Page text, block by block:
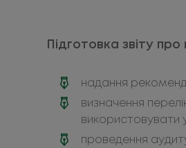
Підготовка звіту
надання
визначення
використовувати
проведення